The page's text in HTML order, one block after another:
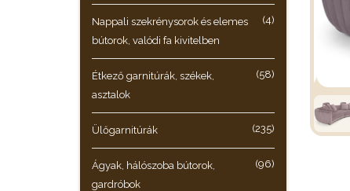
Nappali szekrénysorok és elemes
bútorok, valódi fa kivitelben
(4)
Étkező garnitúrák, székek,
asztalok
(58)
Ülőgarnitúrák (235)
Ágyak, hálószoba bútorok,
gardróbok
(96)